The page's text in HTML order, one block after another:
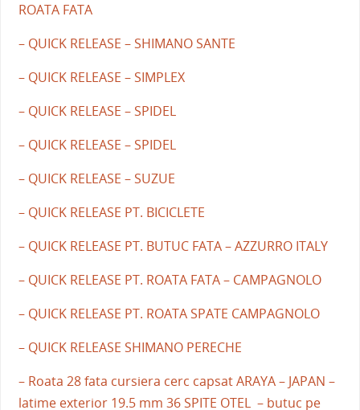
ROATA FATA
– QUICK RELEASE – SHIMANO SANTE
– QUICK RELEASE – SIMPLEX
– QUICK RELEASE – SPIDEL
– QUICK RELEASE – SPIDEL
– QUICK RELEASE – SUZUE
– QUICK RELEASE PT. BICICLETE
– QUICK RELEASE PT. BUTUC FATA – AZZURRO ITALY
– QUICK RELEASE PT. ROATA FATA – CAMPAGNOLO
– QUICK RELEASE PT. ROATA SPATE CAMPAGNOLO
– QUICK RELEASE SHIMANO PERECHE
– Roata 28 fata cursiera cerc capsat ARAYA – JAPAN –
latime exterior 19.5 mm 36 SPITE OTEL – butuc pe